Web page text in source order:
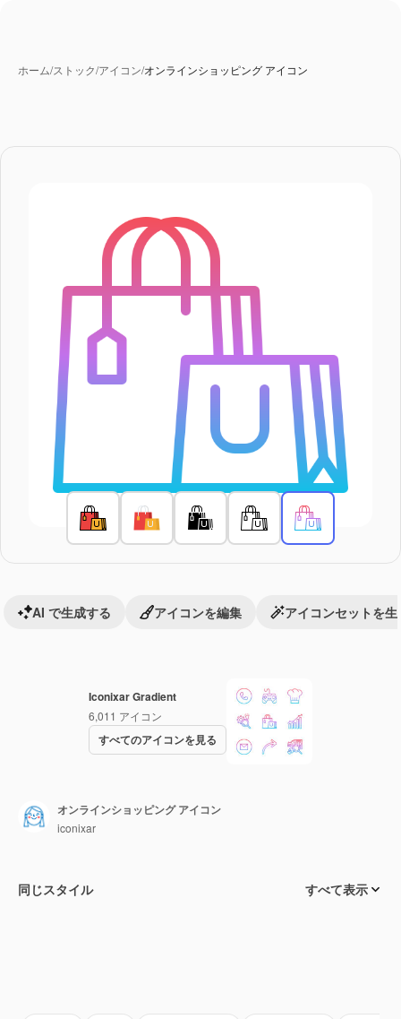
ホーム/ストック/アイコン/オンラインショッピング アイコン
Iconixar Gradient
6,011 アイコン
すべてのアイコンを見る
AI で生成する アイコンを編集 アイコンセットを生
オンラインショッピング アイコン
iconixar
同じスタイル すべて表示